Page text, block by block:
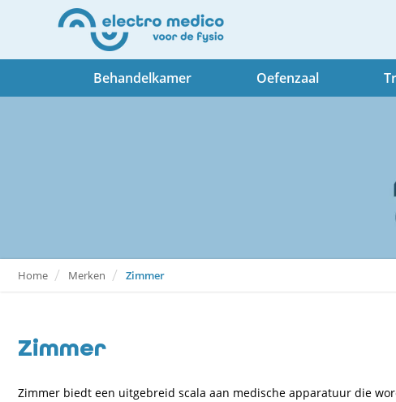
Behandelkamer Oefenzaal
Home Merken Zimmer
Zimmer
Zimmer biedt een uitgebreid scala aan medische apparatuur die